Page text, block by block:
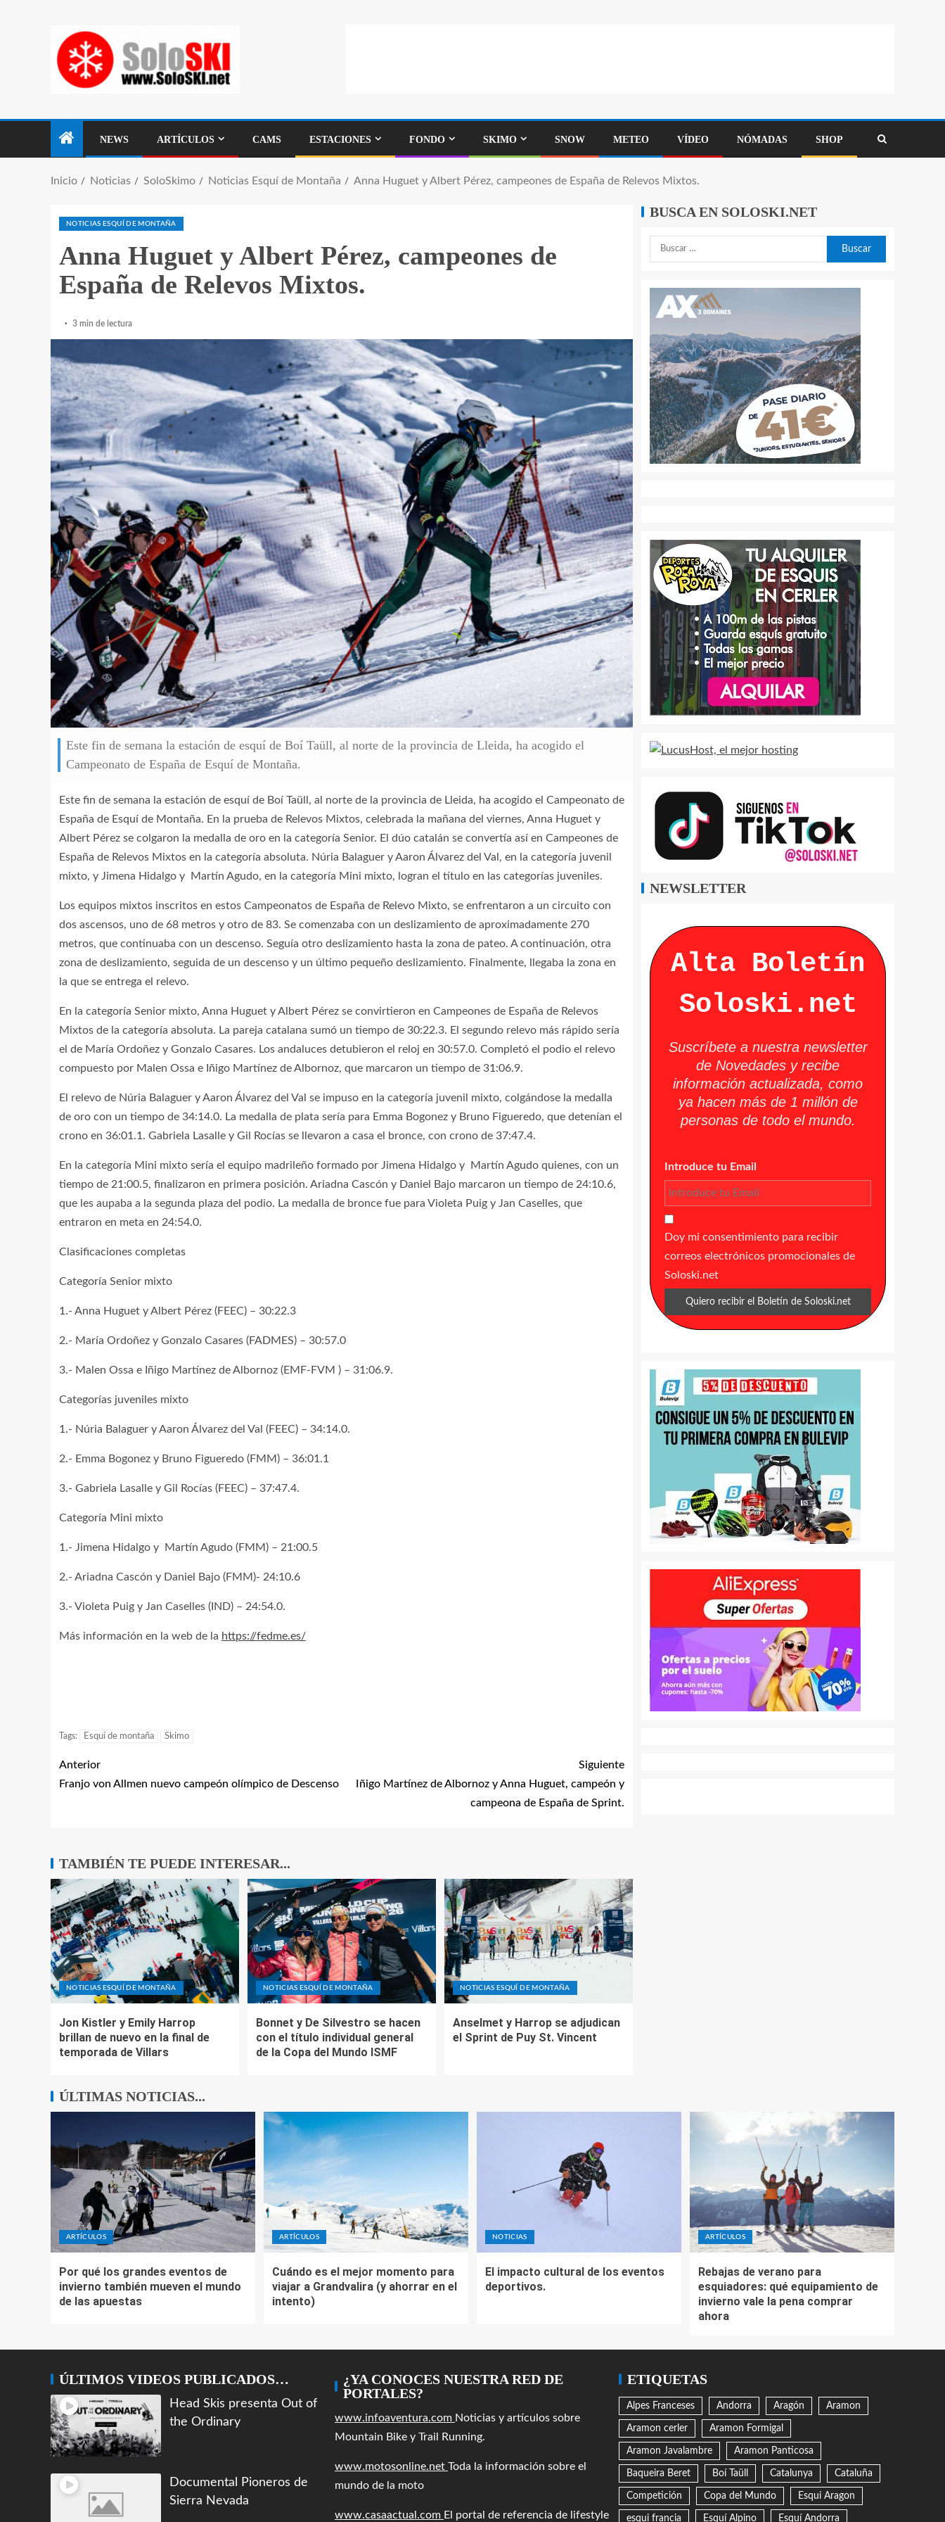
NEWS ARTÍCULOS CAMS ESTACIONES FONDO SKIMO SNOW METEO VÍDEO NÓMADAS SHOP
Inicio Noticias SoloSkimo Noticias Esquí de Montaña Anna Huguet y Albert Pérez, campeones de España de Relevos Mixtos.
NOTICIAS ESQUÍ DE MONTAÑA
Anna Huguet y Albert Pérez, campeones de
España de Relevos Mixtos.
3 min de lectura
Este fin de semana la estación de esquí de Boí Taüll, al norte de la provincia de Lleida, ha acogido el
Campeonato de España de Esquí de Montaña.
Este fin de semana la estación de esquí de Boí Taüll, al norte de la provincia de Lleida, ha acogido el Campeonato de
España de Esquí de Montaña. En la prueba de Relevos Mixtos, celebrada la mañana del viernes, Anna Huguet y
Albert Pérez se colgaron la medalla de oro en la categoría Senior. El dúo catalán se convertía así en Campeones de
España de Relevos Mixtos en la categoría absoluta. Núria Balaguer y Aaron Álvarez del Val, en la categoría juvenil
mixto, y Jimena Hidalgo y Martín Agudo, en la categoría Mini mixto, logran el título en las categorías juveniles.
Los equipos mixtos inscritos en estos Campeonatos de España de Relevo Mixto, se enfrentaron a un circuito con
dos ascensos, uno de 68 metros y otro de 83. Se comenzaba con un deslizamiento de aproximadamente 270
metros, que continuaba con un descenso. Seguía otro deslizamiento hasta la zona de pateo. A continuación, otra
zona de deslizamiento, seguida de un descenso y un último pequeño deslizamiento. Finalmente, llegaba la zona en
la que se entrega el relevo.
En la categoría Senior mixto, Anna Huguet y Albert Pérez se convirtieron en Campeones de España de Relevos
Mixtos de la categoría absoluta. La pareja catalana sumó un tiempo de 30:22.3. El segundo relevo más rápido sería
el de María Ordoñez y Gonzalo Casares. Los andaluces detubieron el reloj en 30:57.0. Completó el podio el relevo
compuesto por Malen Ossa e Iñigo Martínez de Albornoz, que marcaron un tiempo de 31:06.9.
El relevo de Núria Balaguer y Aaron Álvarez del Val se impuso en la categoría juvenil mixto, colgándose la medalla
de oro con un tiempo de 34:14.0. La medalla de plata sería para Emma Bogonez y Bruno Figueredo, que detenían el
crono en 36:01.1. Gabriela Lasalle y Gil Rocías se llevaron a casa el bronce, con crono de 37:47.4.
En la categoría Mini mixto sería el equipo madrileño formado por Jimena Hidalgo y Martín Agudo quienes, con un
tiempo de 21:00.5, finalizaron en primera posición. Ariadna Cascón y Daniel Bajo marcaron un tiempo de 24:10.6,
que les aupaba a la segunda plaza del podio. La medalla de bronce fue para Violeta Puig y Jan Caselles, que
entraron en meta en 24:54.0.
Clasificaciones completas
Categoría Senior mixto
1.- Anna Huguet y Albert Pérez (FEEC) – 30:22.3
2.- María Ordoñez y Gonzalo Casares (FADMES) – 30:57.0
3.- Malen Ossa e Iñigo Martínez de Albornoz (EMF-FVM ) – 31:06.9.
Categorías juveniles mixto
1.- Núria Balaguer y Aaron Álvarez del Val (FEEC) – 34:14.0.
2.- Emma Bogonez y Bruno Figueredo (FMM) – 36:01.1
3.- Gabriela Lasalle y Gil Rocías (FEEC) – 37:47.4.
Categoría Mini mixto
1.- Jimena Hidalgo y Martín Agudo (FMM) – 21:00.5
2.- Ariadna Cascón y Daniel Bajo (FMM)- 24:10.6
3.- Violeta Puig y Jan Caselles (IND) – 24:54.0.
Más información en la web de la https://fedme.es/
Tags: Esquí de montaña Skimo
Anterior
Franjo von Allmen nuevo campeón olímpico de Descenso
Siguiente
Iñigo Martínez de Albornoz y Anna Huguet, campeón y
campeona de España de Sprint.
TAMBIÉN TE PUEDE INTERESAR...
NOTICIAS ESQUÍ DE MONTAÑA
Jon Kistler y Emily Harrop
brillan de nuevo en la final de
temporada de Villars
NOTICIAS ESQUÍ DE MONTAÑA
Bonnet y De Silvestro se hacen
con el título individual general
de la Copa del Mundo ISMF
NOTICIAS ESQUÍ DE MONTAÑA
Anselmet y Harrop se adjudican
el Sprint de Puy St. Vincent
BUSCA EN SOLOSKI.NET
NEWSLETTER
Alta Boletín
Soloski.net
Suscríbete a nuestra newsletter
de Novedades y recibe
información actualizada, como
ya hacen más de 1 millón de
personas de todo el mundo.
Introduce tu Email
Doy mi consentimiento para recibir
correos electrónicos promocionales de
Soloski.net
ÚLTIMAS NOTICIAS...
ARTÍCULOS
Por qué los grandes eventos de
invierno también mueven el mundo
de las apuestas
ARTÍCULOS
Cuándo es el mejor momento para
viajar a Grandvalira (y ahorrar en el
intento)
NOTICIAS
El impacto cultural de los eventos
deportivos.
ARTÍCULOS
Rebajas de verano para
esquiadores: qué equipamiento de
invierno vale la pena comprar
ahora
ÚLTIMOS VIDEOS PUBLICADOS…
Head Skis presenta Out of
the Ordinary
Documental Pioneros de
Sierra Nevada
¿YA CONOCES NUESTRA RED DE
PORTALES?
www.infoaventura.com Noticias y artículos sobre
Mountain Bike y Trail Running.
www.motosonline.net Toda la información sobre el
mundo de la moto
www.casaactual.com El portal de referencia de lifestyle
ETIQUETAS
Alpes Franceses Andorra Aragón Aramon
Aramon cerler Aramon Formigal
Aramon Javalambre Aramon Panticosa
Baqueira Beret Boí Taüll Catalunya Cataluña
Competición Copa del Mundo Esqui Aragon
esqui francia Esquí Alpino Esquí Andorra